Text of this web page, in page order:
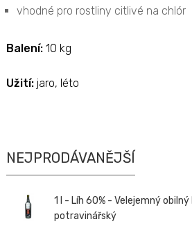
vhodné pro rostliny citlivé na chlór
Balení: 10 kg
Užití:jaro, léto
NEJPRODÁVANĚJŠÍ
1 l - Líh 60% - Velejemný
potravinářský